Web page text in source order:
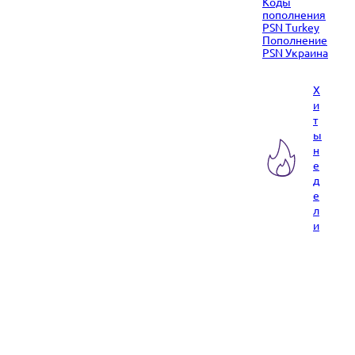
пополнения
PSN Turkey
Пополнение
PSN Украина
Х
и
т
ы
н
е
д
е
л
и